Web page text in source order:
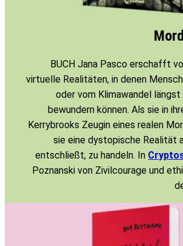
BUCH Jana Pasco erschafft
virtuelle Realitäten, in denen
oder vom Klimawandel
bewundern können. Als sie in
Kerrybrooks Zeugin eines realen
sie eine dystopische Realität
entschließt, zu handeln. In
Poznanski von Zivilcourage und